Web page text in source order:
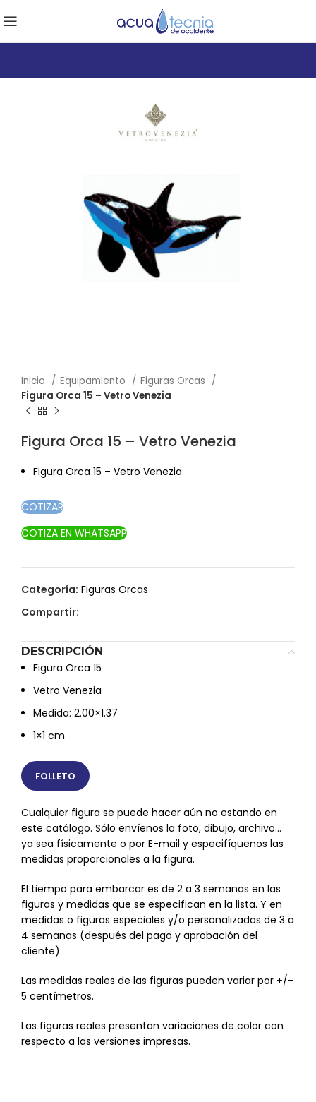
Inicio Equipamiento
Figuras Orcas
Figura Orca 15 – Vetro Venezia
Figura Orca 15 – Vetro Venezia
Figura Orca 15 – Vetro Venezia
COTIZAR
COTIZA EN WHATSAPP
Categoría: Figuras Orcas
Compartir:
DESCRIPCIÓN
Figura Orca 15
Vetro Venezia
Medida: 2.00×1.37
1×1 cm
FOLLETO
Cualquier figura se puede hacer aún no estando en
este catálogo. Sólo envíenos la foto, dibujo, archivo…
ya sea físicamente o por E-mail y especifíquenos las
medidas proporcionales a la figura.
El tiempo para embarcar es de 2 a 3 semanas en las
figuras y medidas que se especifican en la lista. Y en
medidas o figuras especiales y/o personalizadas de 3 a
4 semanas (después del pago y aprobación del
cliente).
Las medidas reales de las figuras pueden variar por +/-
5 centímetros.
Las figuras reales presentan variaciones de color con
respecto a las versiones impresas.